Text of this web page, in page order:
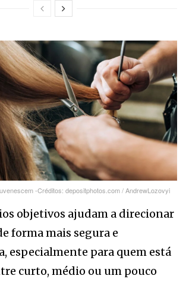
-Créditos: depositphotos.com / AndrewLozovyi
objetivos ajudam a direcionar
forma mais segura e
especialmente para quem está
curto, médio ou um pouco